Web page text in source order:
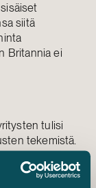
siitä
Britannia ei
tulisi
tekemistä.
on
tai